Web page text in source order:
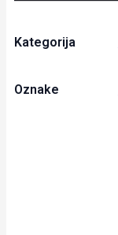
Kategorija
Oznake